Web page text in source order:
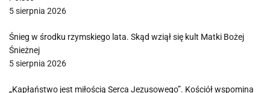
5 sierpnia 2026
Śnieg w środku rzymskiego lata. Skąd wziął się kult Matki Bożej
Śnieżnej
5 sierpnia 2026
„Kapłaństwo jest miłością Serca Jezusowego”. Kościół wspomina